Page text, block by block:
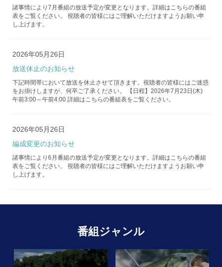
諸事情により7月番組の放送予定が変更となります。詳細はこちらの番組
表をご覧ください。 視聴者の皆様にはご理解いただけますようお願い申
し上げます。
2026年05月26日
放送休止のお知らせ
下記時間帯において放送を休止させて頂きます。視聴者の皆様にはご迷惑
をお掛けしますが、何卒ご了承ください。 【日程】2026年7月23日(木)
午前3:00～午前4:00 詳細はこちらの番組表をご覧ください。
2026年05月26日
編成変更のお知らせ
諸事情により6月番組の放送予定が変更となります。詳細はこちらの番組
表をご覧ください。 視聴者の皆様にはご理解いただけますようお願い申
し上げます。
番組ジャンル